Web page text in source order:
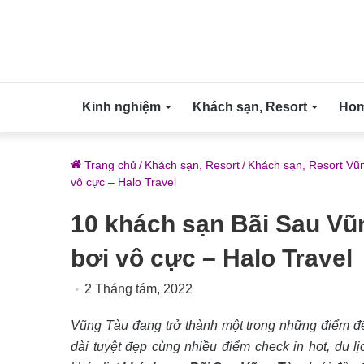
Kinh nghiệm Khách sạn, Resort
Trang chủ / Khách sạn, Resort/ Khách sạn, Resort
vô cực – Halo Travel
10 khách sạn Bãi Sau
bơi vô cực – Halo Travel
2 Tháng tám, 2022
Vũng Tàu đang trở thành một trong những điểm
dài tuyệt đẹp cùng nhiều điểm check in hot, du